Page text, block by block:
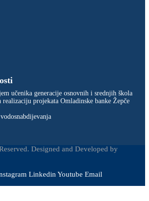
učenika generacije osnovnih i srednjih škola
projekata Omladinske banke Žepče
Designed and Developed by
LinkedinYoutube Email